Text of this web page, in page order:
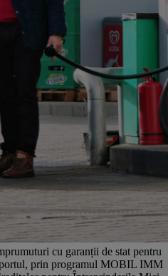
cu garanții de stat pentru
prin programul MOBIL IMM